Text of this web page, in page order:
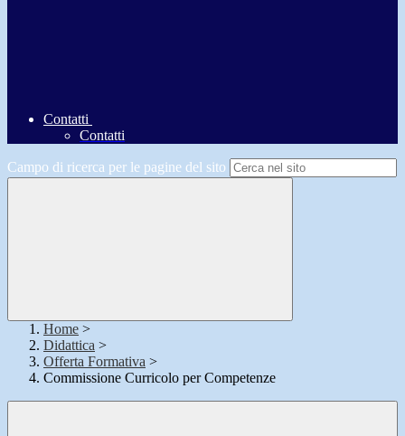
Contatti
Contatti
Campo di ricerca per le pagine del sito
Home >
Didattica >
Offerta Formativa >
Commissione Curricolo per Competenze